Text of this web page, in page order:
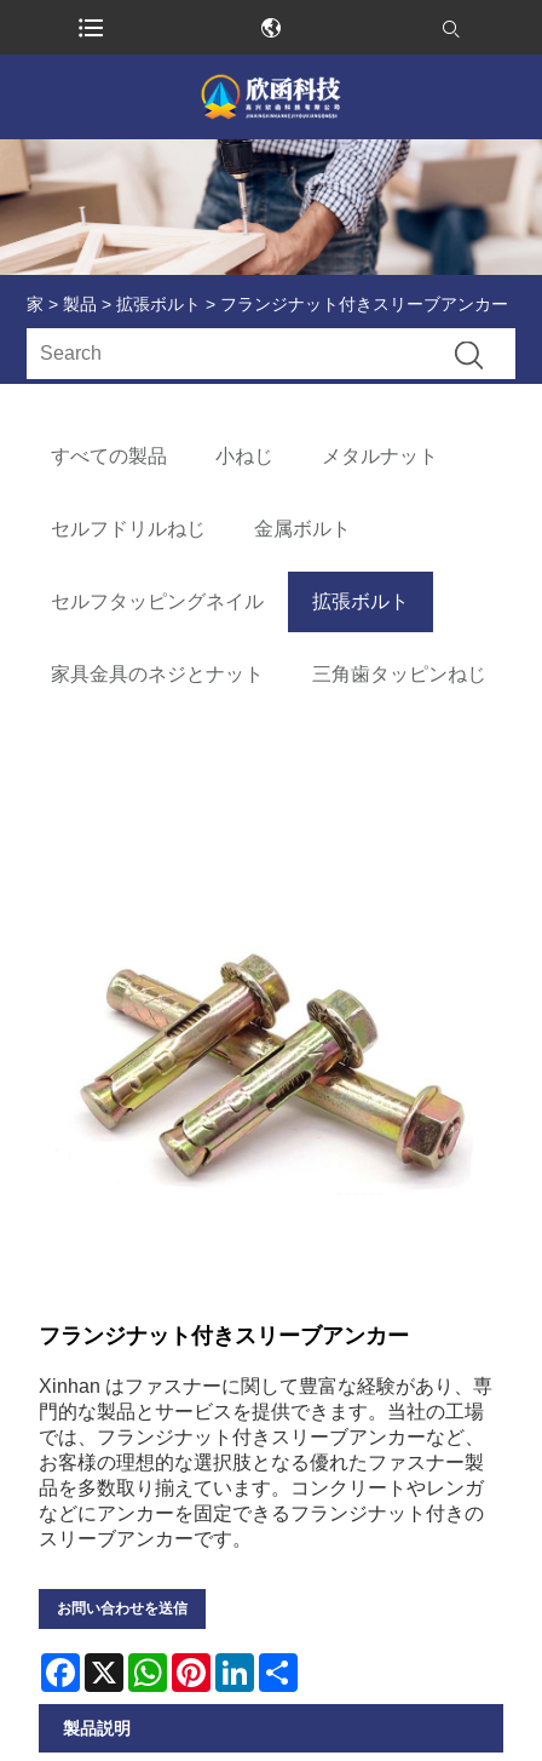
家 > 製品 >拡張ボルト > フランジナット付きスリーブアンカー
すべての製品 小ねじ メタルナット
セルフドリルねじ 金属ボルト
セルフタッピングネイル 拡張ボルト
家具金具のネジとナット 三角歯タッピンねじ
フランジナット付きスリーブアンカー
Xinhan はファスナーに関して豊富な経験があり、専
門的な製品とサービスを提供できます。当社の工場
では、フランジナット付きスリーブアンカーなど、
お客様の理想的な選択肢となる優れたファスナー製
品を多数取り揃えています。コンクリートやレンガ
などにアンカーを固定できるフランジナット付きの
スリーブアンカーです。
お問い合わせを送信
Facebook
X WhatsApp
PinterestLinkedIn
製品説明